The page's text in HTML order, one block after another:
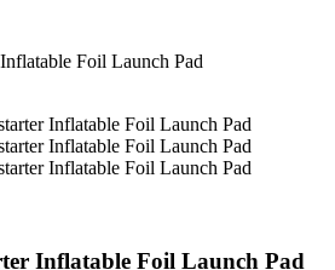
Inflatable Foil Launch Pad